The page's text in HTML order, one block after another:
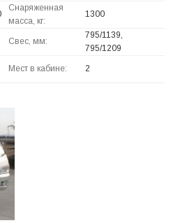
Снаряженная
масса, кг:
1300
Свес, мм:
795/1139,
795/1209
Мест в кабине: 2